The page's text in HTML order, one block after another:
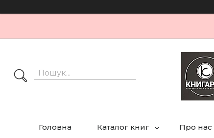
Головна Каталог книг Про нас